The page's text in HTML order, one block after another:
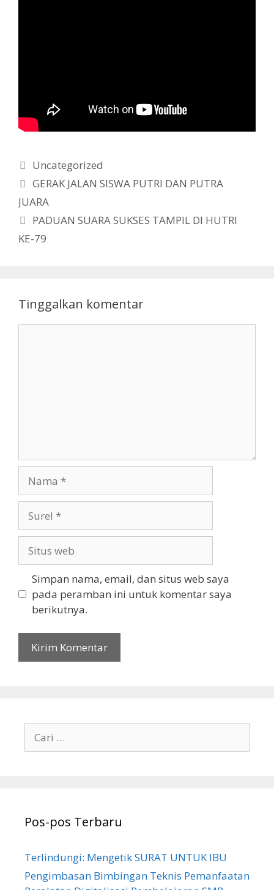
Kategori
Uncategorized
GERAK JALAN SISWA PUTRI DAN PUTRA
JUARA
PADUAN SUARA SUKSES TAMPIL DI HUTRI
KE-79
Tinggalkan komentar
web
Simpan nama, email, dan situs web saya
pada peramban ini untuk komentar saya
berikutnya.
untuk:
Pos-pos Terbaru
Terlindungi: Mengetik SURAT UNTUK IBU
Pengimbasan Bimbingan Teknis Pemanfaatan